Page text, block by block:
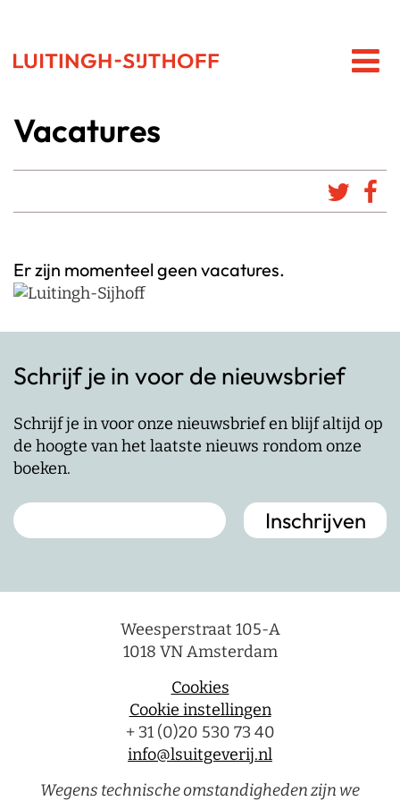
Vacatures
Er zijn momenteel geen vacatures.
Schrijf je in voor de nieuwsbrief
Schrijf je in voor onze nieuwsbrief en blijf altijd op
de hoogte van het laatste nieuws rondom onze
boeken.
Weesperstraat 105-A
1018 VN Amsterdam
Cookies
Cookie instellingen
+ 31 (0)20 530 73 40
info@lsuitgeverij.nl
Wegens technische omstandigheden zijn we